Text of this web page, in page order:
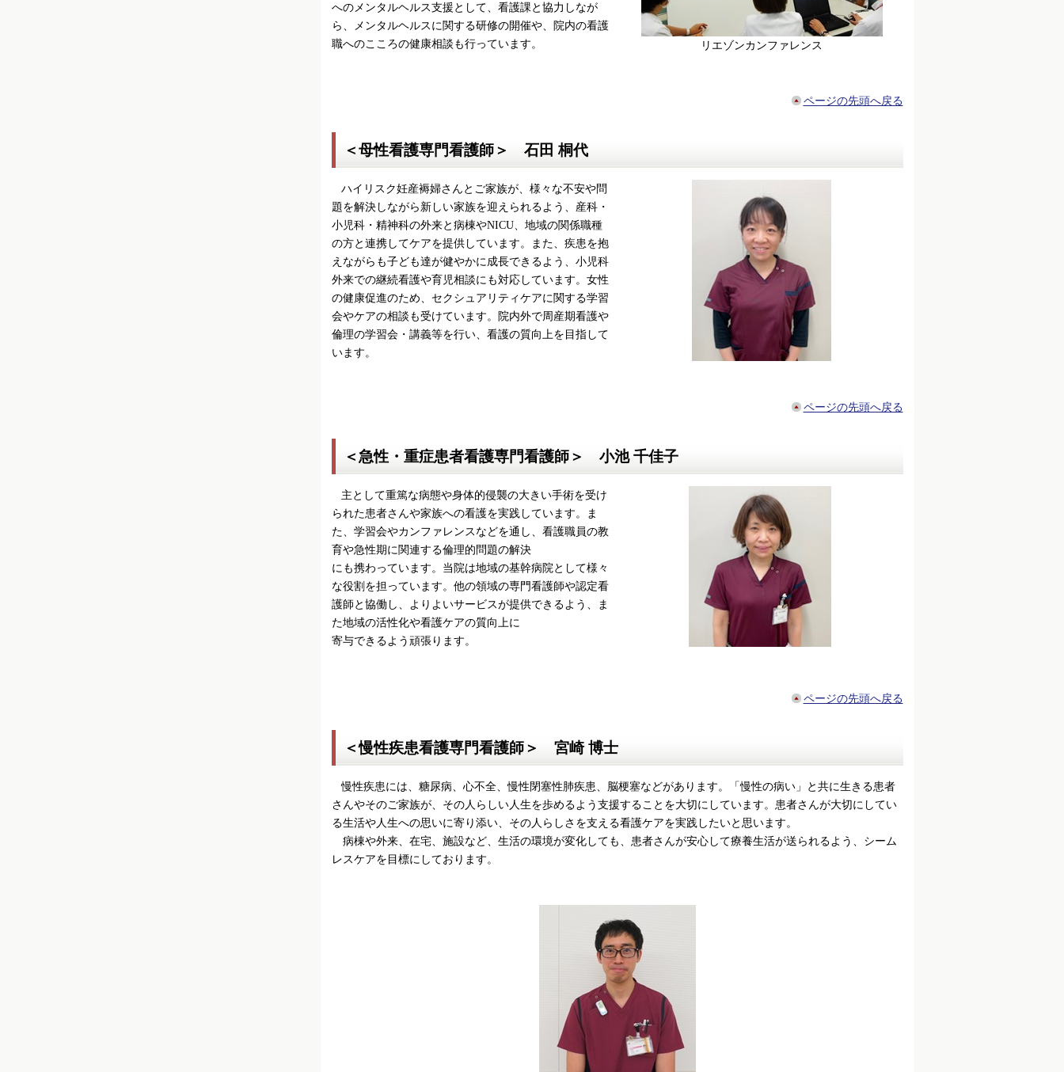
へのメンタルヘルス支援として、看護課と協力しなが
ら、メンタルヘルスに関する研修の開催や、院内の看護
職へのこころの健康相談も行っています。
リエゾンカンファレンス
ページの先頭へ戻る
＜母性看護専門看護師＞ 石田 桐代
ハイリスク妊産褥婦さんとご家族が、様々な不安や問
題を解決しながら新しい家族を迎えられるよう、産科・
小児科・精神科の外来と病棟やNICU、地域の関係職種
の方と連携してケアを提供しています。また、疾患を抱
えながらも子ども達が健やかに成長できるよう、小児科
外来での継続看護や育児相談にも対応しています。女性
の健康促進のため、セクシュアリティケアに関する学習
会やケアの相談も受けています。院内外で周産期看護や
倫理の学習会・講義等を行い、看護の質向上を目指して
います。
ページの先頭へ戻る
＜急性・重症患者看護専門看護師＞ 小池 千佳子
主として重篤な病態や身体的侵襲の大きい手術を受け
られた患者さんや家族への看護を実践しています。ま
た、学習会やカンファレンスなどを通し、看護職員の教
育や急性期に関連する倫理的問題の解決
にも携わっています。当院は地域の基幹病院として様々
な役割を担っています。他の領域の専門看護師や認定看
護師と協働し、よりよいサービスが提供できるよう、ま
た地域の活性化や看護ケアの質向上に
寄与できるよう頑張ります。
ページの先頭へ戻る
＜慢性疾患看護専門看護師＞ 宮崎 博士
慢性疾患には、糖尿病、心不全、慢性閉塞性肺疾患、脳梗塞などがあります。「慢性の病い」と共に生きる患者
さんやそのご家族が、その人らしい人生を歩めるよう支援することを大切にしています。患者さんが大切にしてい
る生活や人生への思いに寄り添い、その人らしさを支える看護ケアを実践したいと思います。
病棟や外来、在宅、施設など、生活の環境が変化しても、患者さんが安心して療養生活が送られるよう、シーム
レスケアを目標にしております。